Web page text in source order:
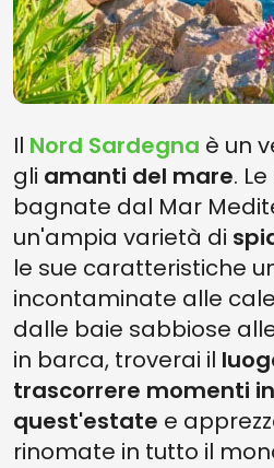
Il Nord Sardegna è un
gli amanti del mare.
bagnate dal Mar
un'ampia varietà di
le sue caratteristiche
incontaminate alle
dalle baie sabbiose
in barca, troverai il
trascorrere momenti
quest'estate e
rinomate in tutto il